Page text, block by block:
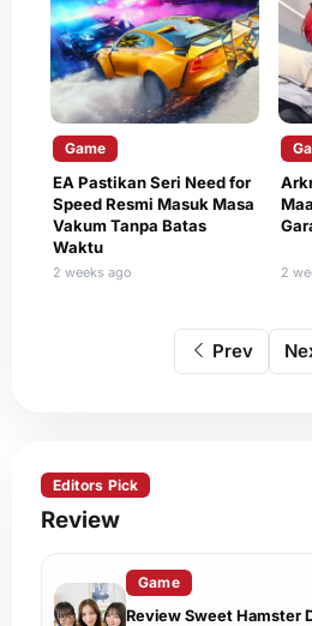
Game
EA Pastikan Seri Need for
Speed Resmi Masuk Masa
Vakum Tanpa Batas
Waktu
2 weeks ago 2
Prev
Editors Pick
Review
Game
Review Sweet Hamster